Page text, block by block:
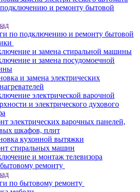
и ремонту бытовой
по подключению и ремонту бытовой
и замена стиральной машины
и замена посудомоечной
и замена электрических
электрической варочной
и электрического духового
электрических варочных панелей,
шкафов, плит
кухонной вытяжки
стиральных машин
и монтаж телевизора
ремонту
по бытовому ремонту